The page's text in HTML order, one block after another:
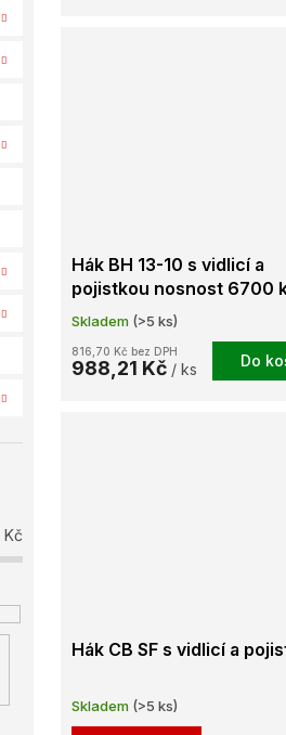
Kč
Hák BH 13-10 s vidlicí a
pojistkou nosnost 6700
Skladem (>5 ks)
816,70 Kč bez DPH
988,21 Kč / ks Do
Hák CB SF s vidlicí a
Skladem (>5 ks)